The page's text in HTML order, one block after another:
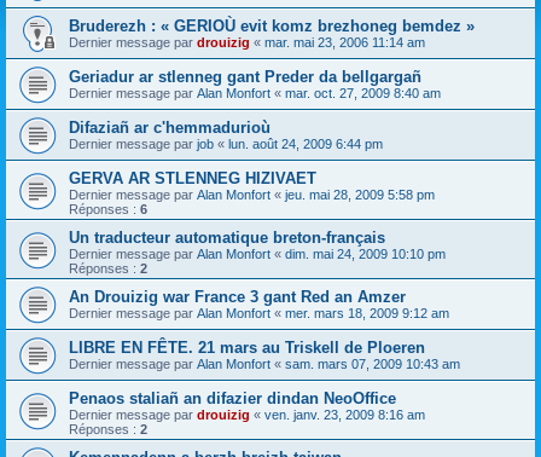
Bruderezh : « GERIOÙ evit komz brezhoneg bemdez »
Dernier message par drouizig « mar. mai 23, 2006 11:14 am
Geriadur ar stlenneg gant Preder da bellgargañ
Dernier message par Alan Monfort « mar. oct. 27, 2009 8:40 am
Difaziañ ar c'hemmadurioù
Dernier message par job « lun. août 24, 2009 6:44 pm
GERVA AR STLENNEG HIZIVAET
Dernier message par Alan Monfort « jeu. mai 28, 2009 5:58 pm
Réponses : 6
Un traducteur automatique breton-français
Dernier message par Alan Monfort « dim. mai 24, 2009 10:10 pm
Réponses : 2
An Drouizig war France 3 gant Red an Amzer
Dernier message par Alan Monfort « mer. mars 18, 2009 9:12 am
LIBRE EN FÊTE. 21 mars au Triskell de Ploeren
Dernier message par Alan Monfort « sam. mars 07, 2009 10:43 am
Penaos staliañ an difazier dindan NeoOffice
Dernier message par drouizig « ven. janv. 23, 2009 8:16 am
Réponses : 2